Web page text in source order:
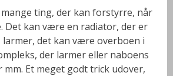
ting, der kan forstyrre, når
Det kan være en radiator, der er
det kan være overboen i
der larmer eller naboens
mm. Et meget godt trick udover,